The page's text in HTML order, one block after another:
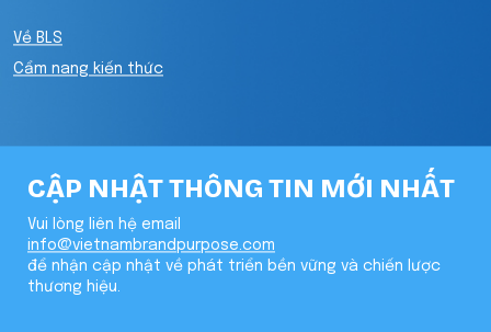
Về BLS
Cẩm nang kiến thức
CẬP NHẬT THÔNG TIN MỚI NHẤT
Vui lòng liên hệ email
info@vietnambrandpurpose.com
để nhận cập nhật về phát triển bền vững và chiến lược
thương hiệu.